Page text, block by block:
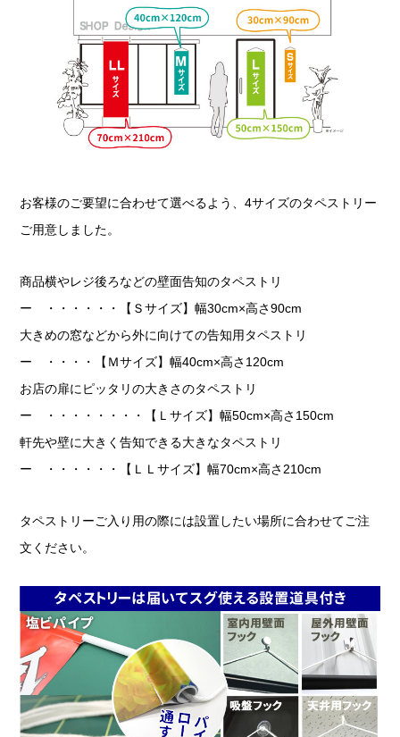
お客様のご要望に合わせて選べるよう、4サイズのタペストリー
ご用意しました。
商品横やレジ後ろなどの壁面告知のタペストリ
ー ・・・・・・【Ｓサイズ】幅30cm×高さ90cm
大きめの窓などから外に向けての告知用タペストリ
ー ・・・・【Ｍサイズ】幅40cm×高さ120cm
お店の扉にピッタリの大きさのタペストリ
ー ・・・・・・・・【Ｌサイズ】幅50cm×高さ150cm
軒先や壁に大きく告知できる大きなタペストリ
ー ・・・・・・【ＬＬサイズ】幅70cm×高さ210cm
タペストリーご入り用の際には設置したい場所に合わせてご注
文ください。